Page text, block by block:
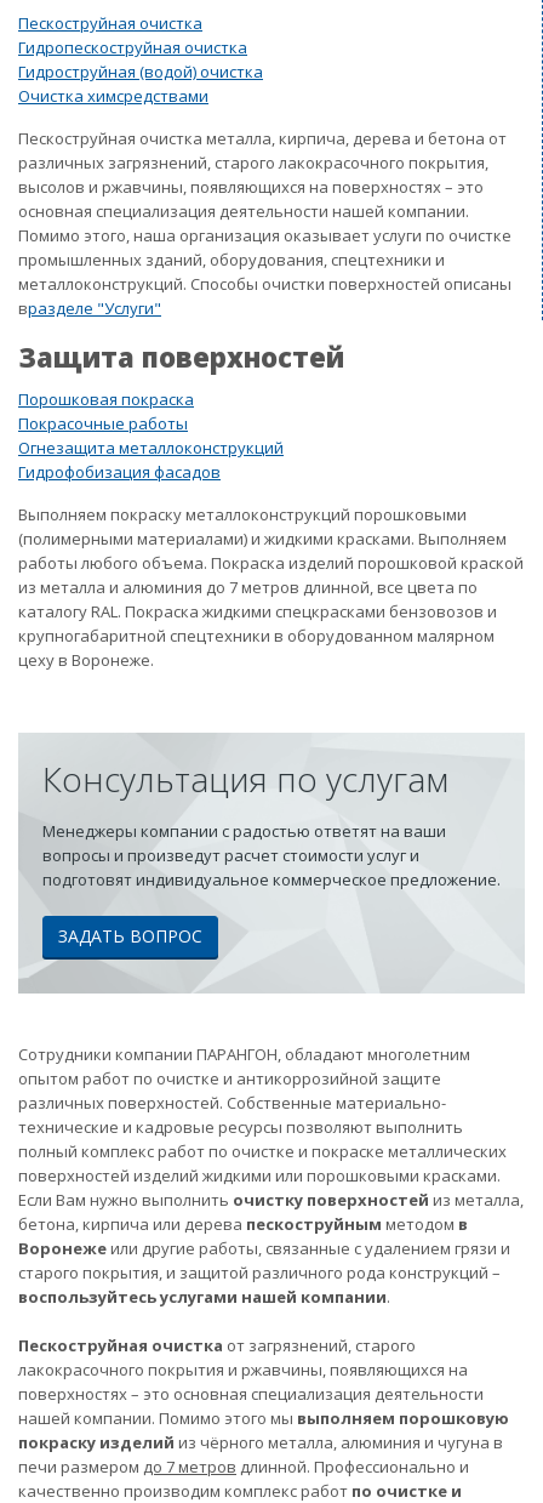
Пескоструйная очистка
Гидропескоструйная очистка
Гидроструйная (водой) очистка
Очистка химсредствами
Пескоструйная очистка металла, кирпича, дерева и бетона от
различных загрязнений, старого лакокрасочного покрытия,
высолов и ржавчины, появляющихся на поверхностях – это
основная специализация деятельности нашей компании.
Помимо этого, наша организация оказывает услуги по очистке
промышленных зданий, оборудования, спецтехники и
металлоконструкций. Способы очистки поверхностей описаны
вразделе "Услуги"
Защита поверхностей
Порошковая покраска
Покрасочные работы
Огнезащита металлоконструкций
Гидрофобизация фасадов
Выполняем покраску металлоконструкций порошковыми
(полимерными материалами) и жидкими красками. Выполняем
работы любого объема. Покраска изделий порошковой краской
из металла и алюминия до 7 метров длинной, все цвета по
каталогу RAL. Покраска жидкими спецкрасками бензовозов и
крупногабаритной спецтехники в оборудованном малярном
цеху в Воронеже.
Консультация по услугам
Менеджеры компании с радостью ответят на ваши
вопросы и произведут расчет стоимости услуг и
подготовят индивидуальное коммерческое предложение.
ЗАДАТЬ ВОПРОС
Сотрудники компании ПАРАНГОН, обладают многолетним
опытом работ по очистке и антикоррозийной защите
различных поверхностей. Собственные материально-
технические и кадровые ресурсы позволяют выполнить
полный комплекс работ по очистке и покраске металлических
поверхностей изделий жидкими или порошковыми красками.
Если Вам нужно выполнить очистку поверхностей из металла,
бетона, кирпича или дерева пескоструйным методом в
Воронежеили другие работы, связанные с удалением грязи и
старого покрытия, и защитой различного рода конструкций –
воспользуйтесь услугами нашей компании.
Пескоструйная очистка от загрязнений, старого
лакокрасочного покрытия и ржавчины, появляющихся на
поверхностях – это основная специализация деятельности
нашей компании. Помимо этого мы выполняем порошковую
покраску изделий из чёрного металла, алюминия и чугуна в
печи размером до 7 метров длинной. Профессионально и
качественно производим комплекс работ по очистке и